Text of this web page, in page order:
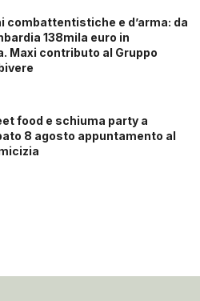
combattentistiche e d’arma: da
138mila euro in
Maxi contributo al Gruppo
food e schiuma party a
8 agosto appuntamento al